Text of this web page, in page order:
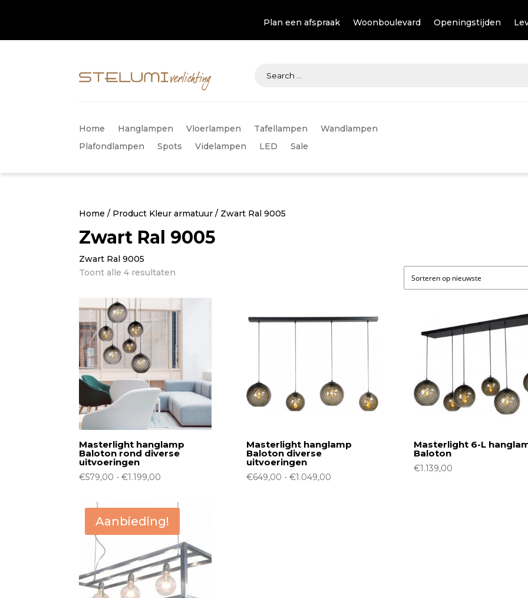
Plan een afspraak Woonboulevard Openingstijden
Home Hanglampen Vloerlampen Tafellampen
Wandlampen
Plafondlampen
Spots Videlampen LED Sale
Home / Product Kleur armatuur / Zwart Ral 9005
Zwart Ral 9005
Zwart Ral 9005
Toont alle 4 resultaten
nieuwste
Masterlight hanglamp
Baloton rond diverse
uitvoeringen
€579,00 - €1.199,00
€1.199,00
Masterlight hanglamp
Baloton diverse
uitvoeringen
€649,00 - €1.049,00Prijsklasse:
Masterlight 6-L
Baloton
€1.139,00
Aanbieding!